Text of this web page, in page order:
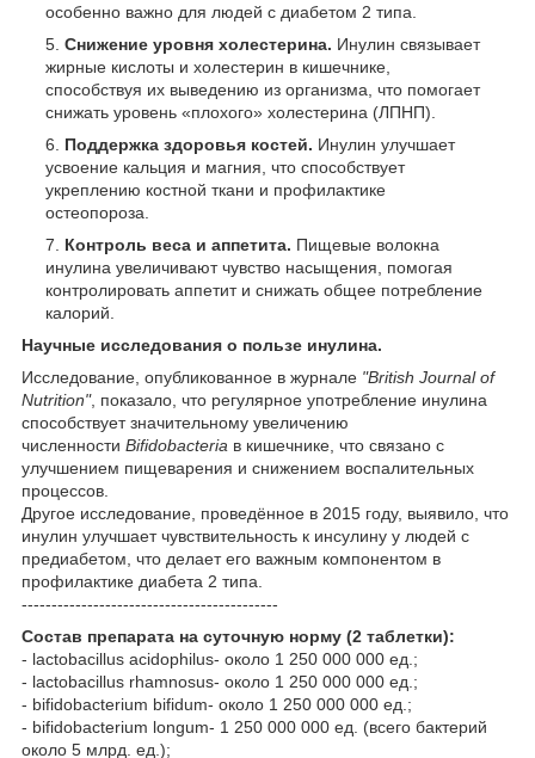
особенно важно для людей с диабетом 2 типа.
Снижение уровня холестерина. Инулин связывает
жирные кислоты и холестерин в кишечнике,
способствуя их выведению из организма, что помогает
снижать уровень «плохого» холестерина (ЛПНП).
Поддержка здоровья костей. Инулин улучшает
усвоение кальция и магния, что способствует
укреплению костной ткани и профилактике
остеопороза.
Контроль веса и аппетита. Пищевые волокна
инулина увеличивают чувство насыщения, помогая
контролировать аппетит и снижать общее потребление
калорий.
Научные исследования о пользе инулина.
Исследование, опубликованное в журнале "British Journal of
Nutrition", показало, что регулярное употребление инулина
способствует значительному увеличению
численности Bifidobacteria в кишечнике, что связано с
улучшением пищеварения и снижением воспалительных
процессов.
Другое исследование, проведённое в 2015 году, выявило, что
инулин улучшает чувствительность к инсулину у людей с
предиабетом, что делает его важным компонентом в
профилактике диабета 2 типа.
-------------------------------------------
Состав препарата на суточную норму (2 таблетки):
- lactobacillus acidophilus- около 1 250 000 000 ед.;
- lactobacillus rhamnosus- около 1 250 000 000 ед.;
- bifidobacterium bifidum- около 1 250 000 000 ед.;
- bifidobacterium longum- 1 250 000 000 ед. (всего бактерий
около 5 млрд. ед.);